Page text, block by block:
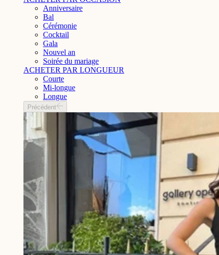
Anniversaire
Bal
Cérémonie
Cocktail
Gala
Nouvel an
Soirée du mariage
ACHETER PAR LONGUEUR
Courte
Mi-longue
Longue
Précédent